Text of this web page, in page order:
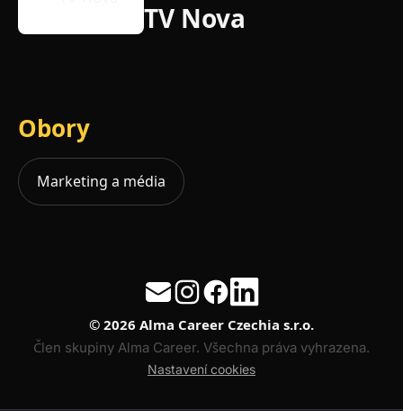
TV Nova
Obory
Marketing a média
© 2026 Alma Career Czechia s.r.o.
Člen skupiny Alma Career. Všechna práva vyhrazena.
Nastavení cookies